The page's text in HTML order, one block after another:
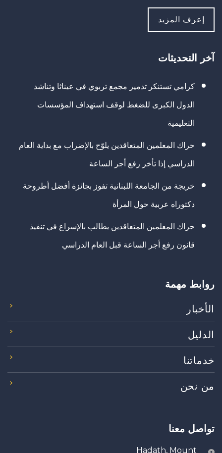
إعرف المزيد
آخر التحديثات
كرامي تستنكر تدمير مجمع تربوي في عيناثا وتناشد
الدول الكبرى للضغط لوقف استهداف المؤسسات
التعليمية
حراك المعلمين المتعاقدين يلوّح بالإضراب مع بداية العام
الدراسي إذا تأخر رفع أجر الساعة
خريجة من الجامعة اللبنانية تفوز بجائزة أفضل أطروحة
دكتوراه عربية حول المرأة
حراك المعلمين المتعاقدين يطالب بالإسراع في تنفيذ
قانون رفع أجر الساعة قبل العام الدراسي
روابط مهمة
الأخبار
الدليل
خدماتنا
من نحن
تواصل معنا
Hadath, Mount